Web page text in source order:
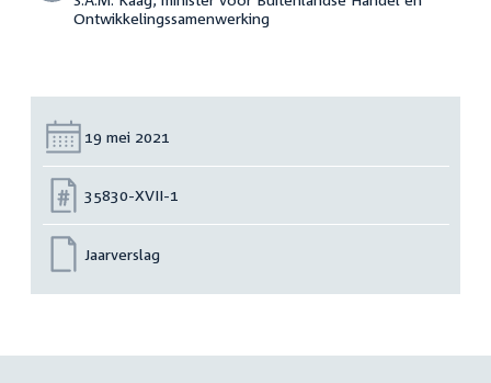
Ontwikkelingssamenwerking
Datum:
19 mei 2021
Nummer:
35830-XVII-1
Jaarverslag